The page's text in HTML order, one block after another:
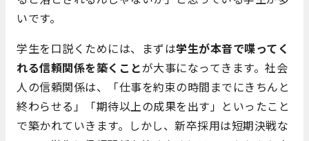
いです。
学生を口説くためには、まずは学生が本音で喋ってく
れる信頼関係を築くことが大事になってきます。社会
人の信頼関係は、「仕事を約束の時間までにきちんと
終わらせる」「期待以上の成果を出す」といったこと
で築かれていきます。しかし、新卒採用は短期決戦な